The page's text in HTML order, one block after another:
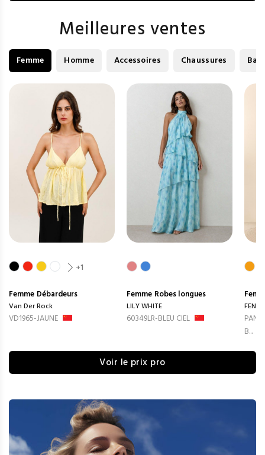
Meilleures ventes
Femme Homme Accessoires Chaussures
+1
Femme Débardeurs
Van Der Rock
VD1965-JAUNE
Femme Robes longues
LILY WHITE
60349LR-BLEU CIEL
B...
Voir le prix pro